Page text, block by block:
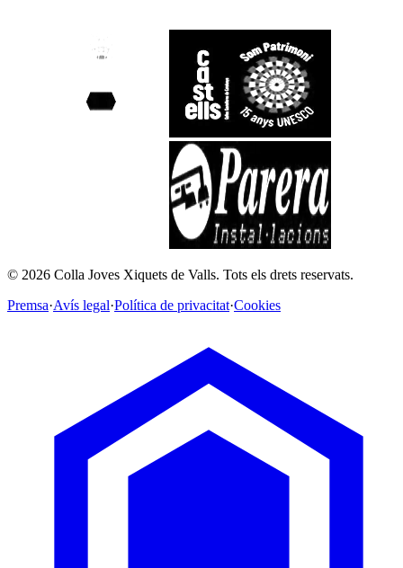
© 2026 Colla Joves Xiquets de Valls. Tots els drets reservats.
Premsa·Avís legal·Política de privacitat·Cookies